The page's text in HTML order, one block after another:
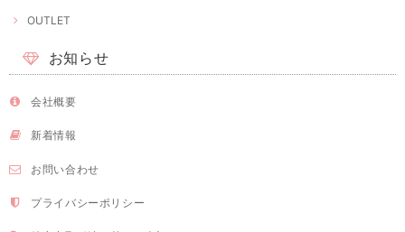
OUTLET
お知らせ
会社概要
新着情報
お問い合わせ
プライバシーポリシー